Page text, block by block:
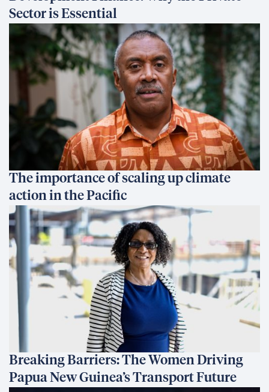
Sector is Essential
The importance of scaling up climate
action in the Pacific
Breaking Barriers: The Women Driving
Papua New Guinea’s Transport Future